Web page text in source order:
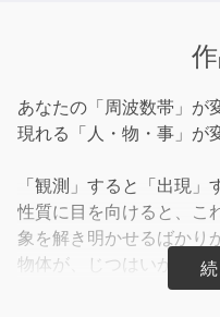
あなたの「周波数帯」が
現れる「人・物・事」が
「観測」すると「出現
性質に目を向けると、こ
象を解き明かせるばかり
物体が、じつはいかに実